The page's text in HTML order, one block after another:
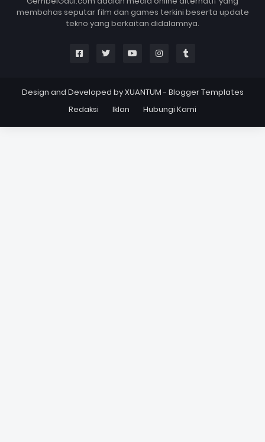
membahas seputar film dan games terkini beserta update
tekno yang berkaitan didalamnya.
Design and Developed byXUANTUM- Blogger Templates
Redaksi
Iklan Hubungi Kami